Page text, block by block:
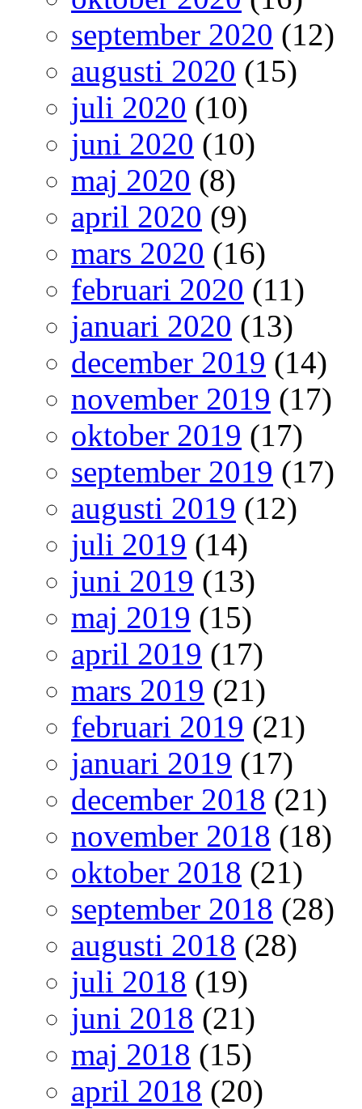
september 2020 (12)
augusti 2020 (15)
juli 2020 (10)
juni 2020 (10)
maj 2020 (8)
april 2020 (9)
mars 2020 (16)
februari 2020 (11)
januari 2020 (13)
december 2019 (14)
november 2019 (17)
oktober 2019 (17)
september 2019 (17)
augusti 2019 (12)
juli 2019 (14)
juni 2019 (13)
maj 2019 (15)
april 2019 (17)
mars 2019 (21)
februari 2019 (21)
januari 2019 (17)
december 2018 (21)
november 2018 (18)
oktober 2018 (21)
september 2018 (28)
augusti 2018 (28)
juli 2018 (19)
juni 2018 (21)
maj 2018 (15)
april 2018 (20)